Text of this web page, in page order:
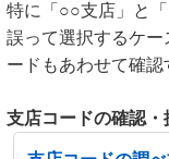
特に「○○支店」と
誤って選択するケー
ードもあわせて確認
支店コードの確認